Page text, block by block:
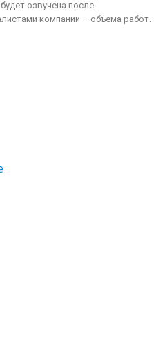
будет озвучена после
компании – объема работ.